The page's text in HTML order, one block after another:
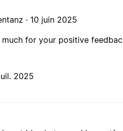
· 10 juin 2025
for your positive
2025